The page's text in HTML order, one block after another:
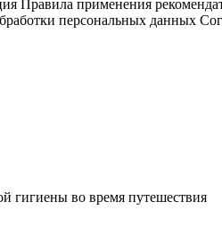
Правила применения
персональных данных
гигиены во время путешествия